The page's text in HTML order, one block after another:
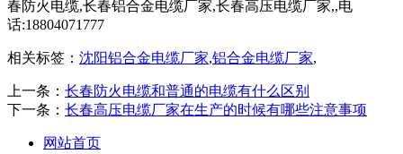
春防火电缆,长春铝合金电缆厂家,长春高压电缆厂家,,电
话:18804071777
相关标签： 沈阳铝合金电缆厂家,铝合金电缆厂家,
上一条： 长春防火电缆和普通的电缆有什么区别
下一条： 长春高压电缆厂家在生产的时候有哪些注意事项
网站首页